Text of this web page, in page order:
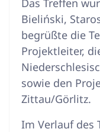
Bieliński,
begrüßte die
Projektleiter,
sowie den
Zittau/Görlitz.
Im Verlauf des